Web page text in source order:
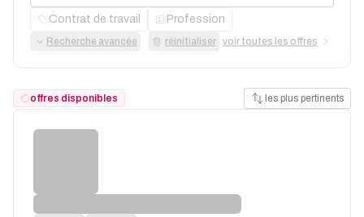
Contrat de travail Profession
Recherche avancée réinitialiser voir toutes les offres
offres disponibles les plus pertinents